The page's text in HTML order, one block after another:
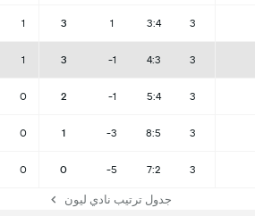
3
3:4
1
3
1
3
4:3
-1
3
1
3
5:4
-1
2
0
3
8:5
-3
1
0
3
7:2
-5
0
0
جدول ترتيب نادي ليون